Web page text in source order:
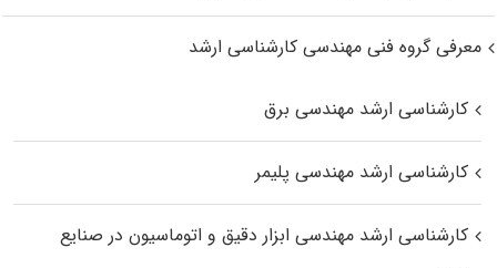
معرفی گروه فنی مهندسی کارشناسی ارشد
کارشناسی ارشد مهندسی برق
کارشناسی ارشد مهندسی پلیمر
کارشناسی ارشد مهندسی ابزار دقیق و اتوماسیون در صنایع